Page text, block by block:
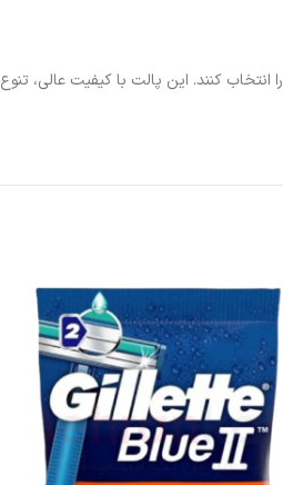
را انتخاب کنند. این پالت با کیفیت عالی، تنوع